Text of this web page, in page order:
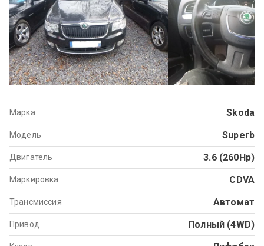
Марка Skoda
Модель Superb
Двигатель 3.6 (260Hp)
Маркировка CDVA
Трансмиссия Автомат
Привод Полный (4WD)